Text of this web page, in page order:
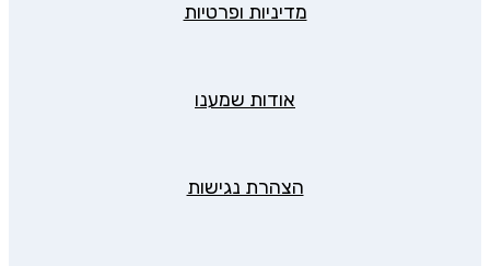
מדיניות ופרטיות
אודות שמענו
הצהרת נגישות